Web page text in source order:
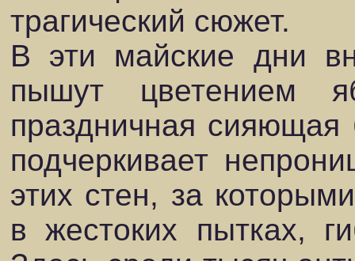
трагический сюжет.
В эти майские дни
пышут цветением
праздничная сияющая
подчеркивает
этих стен, за
в жестоких пытках,